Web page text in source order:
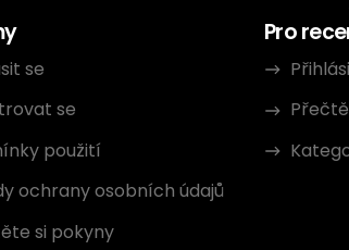
se
se
použití
ochrany osobních údajů
si pokyny
Pro